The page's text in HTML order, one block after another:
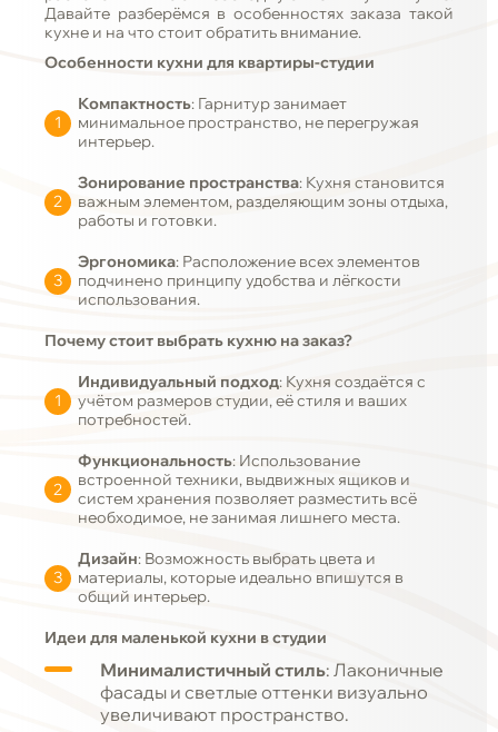
Давайте разберёмся в особенностях заказа такой
кухне и на что стоит обратить внимание.
Особенности кухни для квартиры-студии
Компактность: Гарнитур занимает
минимальное пространство, не перегружая
интерьер.
Зонирование пространства: Кухня становится
важным элементом, разделяющим зоны отдыха,
работы и готовки.
Эргономика: Расположение всех элементов
подчинено принципу удобства и лёгкости
использования.
Почему стоит выбрать кухню на заказ?
Индивидуальный подход: Кухня создаётся с
учётом размеров студии, её стиля и ваших
потребностей.
Функциональность: Использование
встроенной техники, выдвижных ящиков и
систем хранения позволяет разместить всё
необходимое, не занимая лишнего места.
Дизайн: Возможность выбрать цвета и
материалы, которые идеально впишутся в
общий интерьер.
Идеи для маленькой кухни в студии
Минималистичный стиль: Лаконичные
фасады и светлые оттенки визуально
увеличивают пространство.